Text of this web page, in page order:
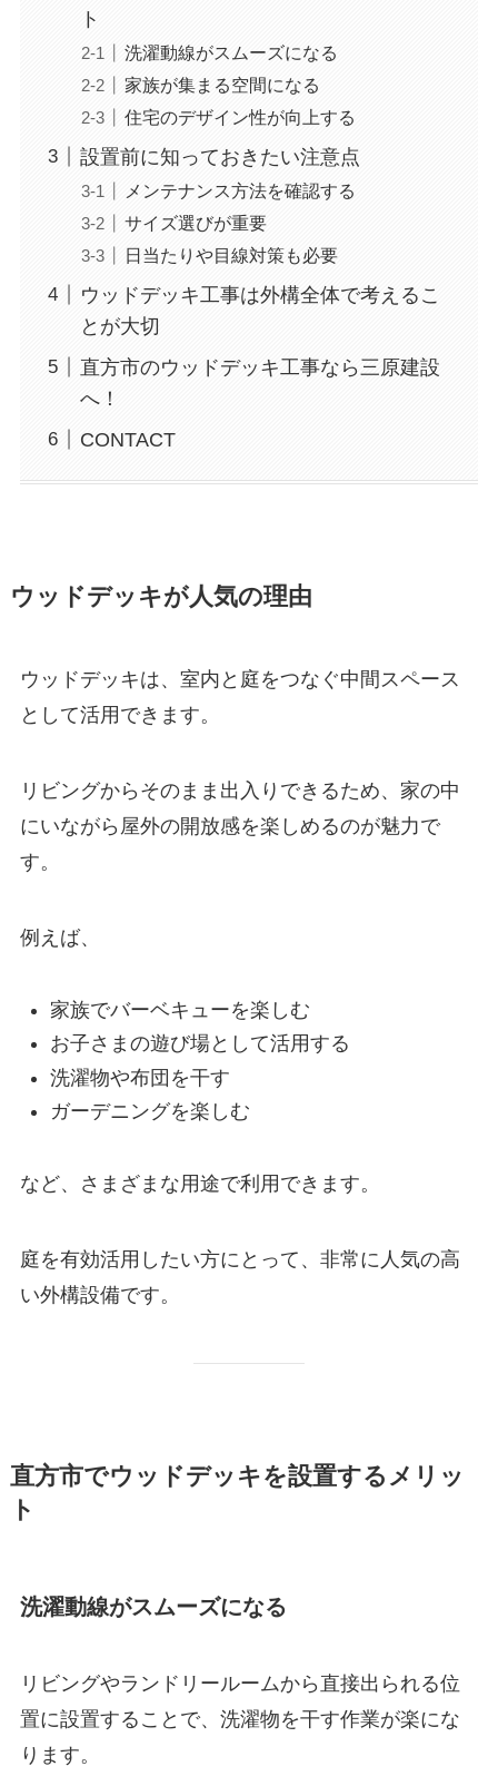
ト
洗濯動線がスムーズになる
家族が集まる空間になる
住宅のデザイン性が向上する
設置前に知っておきたい注意点
メンテナンス方法を確認する
サイズ選びが重要
日当たりや目線対策も必要
ウッドデッキ工事は外構全体で考えるこ
とが大切
直方市のウッドデッキ工事なら三原建設
へ！
CONTACT
ウッドデッキが人気の理由
ウッドデッキは、室内と庭をつなぐ中間スペース
として活用できます。
リビングからそのまま出入りできるため、家の中
にいながら屋外の開放感を楽しめるのが魅力で
す。
例えば、
家族でバーベキューを楽しむ
お子さまの遊び場として活用する
洗濯物や布団を干す
ガーデニングを楽しむ
など、さまざまな用途で利用できます。
庭を有効活用したい方にとって、非常に人気の高
い外構設備です。
直方市でウッドデッキを設置するメリッ
ト
洗濯動線がスムーズになる
リビングやランドリールームから直接出られる位
置に設置することで、洗濯物を干す作業が楽にな
ります。